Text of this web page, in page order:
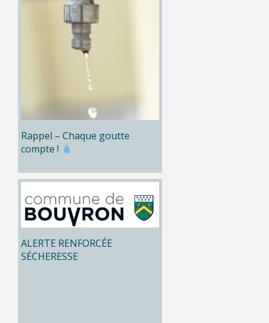
Rappel – Chaque goutte
compte !
ALERTE RENFORCÉE
SÉCHERESSE